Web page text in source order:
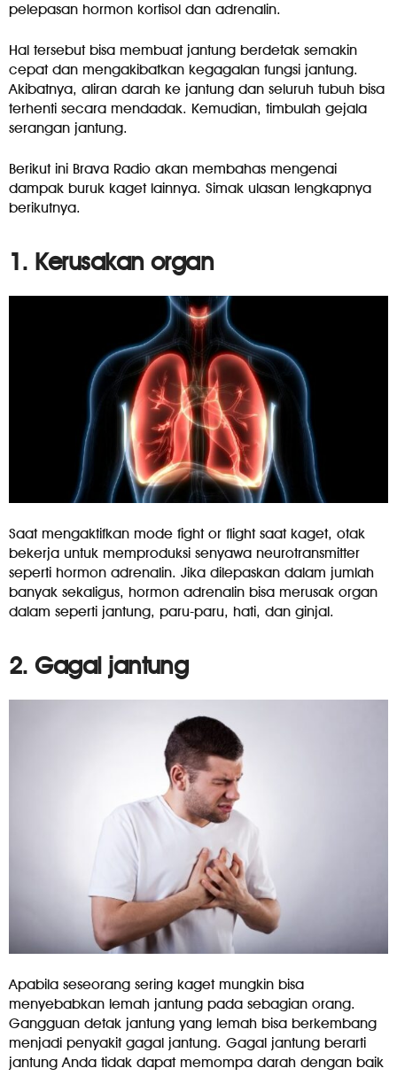
pelepasan hormon kortisol dan adrenalin.
Hal tersebut bisa membuat jantung berdetak semakin
cepat dan mengakibatkan kegagalan fungsi jantung.
Akibatnya, aliran darah ke jantung dan seluruh tubuh bisa
terhenti secara mendadak. Kemudian, timbulah gejala
serangan jantung.
Berikut ini Brava Radio akan membahas mengenai
dampak buruk kaget lainnya. Simak ulasan lengkapnya
berikutnya.
1. Kerusakan organ
Saat mengaktifkan mode fight or flight saat kaget, otak
bekerja untuk memproduksi senyawa neurotransmitter
seperti hormon adrenalin. Jika dilepaskan dalam jumlah
banyak sekaligus, hormon adrenalin bisa merusak organ
dalam seperti jantung, paru-paru, hati, dan ginjal.
2. Gagal jantung
Apabila seseorang sering kaget mungkin bisa
menyebabkan lemah jantung pada sebagian orang.
Gangguan detak jantung yang lemah bisa berkembang
menjadi penyakit gagal jantung. Gagal jantung berarti
jantung Anda tidak dapat memompa darah dengan baik